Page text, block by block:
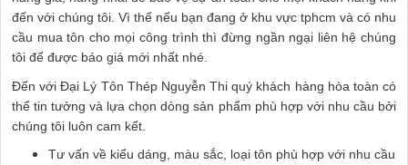
đến với chúng tôi. Vì thế nếu bạn đang ở khu vực tphcm và có nhu
cầu mua tôn cho mọi công trình thì đừng ngần ngại liên hệ chúng
tôi để được báo giá mới nhất nhé.
Đến với Đại Lý Tôn Thép Nguyễn Thi quý khách hàng hòa toàn có
thể tin tưởng và lựa chọn dòng sản phẩm phù hợp với nhu cầu bởi
chúng tôi luôn cam kết.
Tư vấn về kiểu dáng, màu sắc, loại tôn phù hợp với nhu cầu